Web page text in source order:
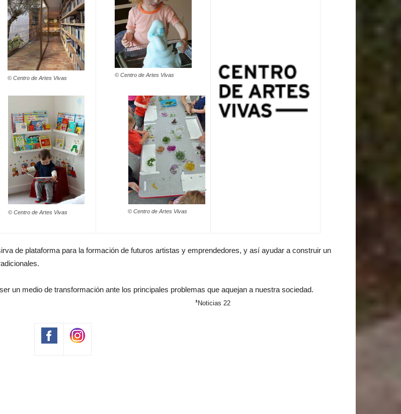
© Centro de Artes Vivas
© Centro de Artes Vivas
© Centro de Artes Vivas
© Centro de Artes Vivas
de plataforma para la formación de futuros artistas y emprendedores, y así ayudar a construir un
un medio de transformación ante los principales problemas que aquejan a nuestra sociedad.
¹Noticias 22